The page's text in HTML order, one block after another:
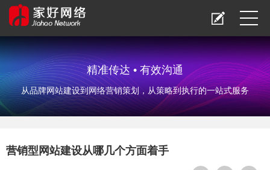
精准传达 • 有效沟通
从品牌网站建设到网络营销策划，从策略到执行的一站式服务
营销型网站建设从哪几个方面着手